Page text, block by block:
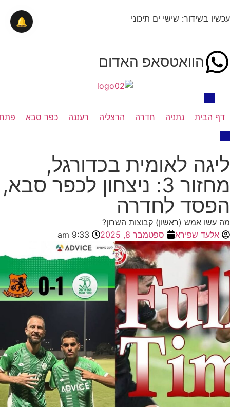
עכשיו בשידור: שישי ים תיכוני
הוואטסאפ האדום
דף הבית נתניה חדרה הרצליה רעננה כפר סבא
ליגה לאומית בכדורגל,
מחזור 3: ניצחון לכפר סבא,
הפסד לחדרה
מה עשו אמש (ראשון) קבוצות השרון?
אלעד שפירא
ספטמבר 8, 2025 9:33 am
🔔